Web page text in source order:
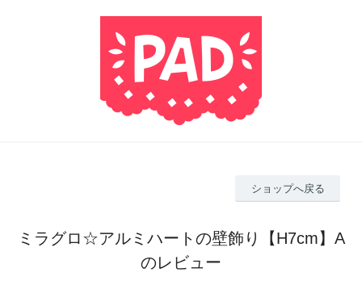
ショップへ戻る
ミラグロ☆アルミハートの壁飾り【H7cm】A
のレビュー